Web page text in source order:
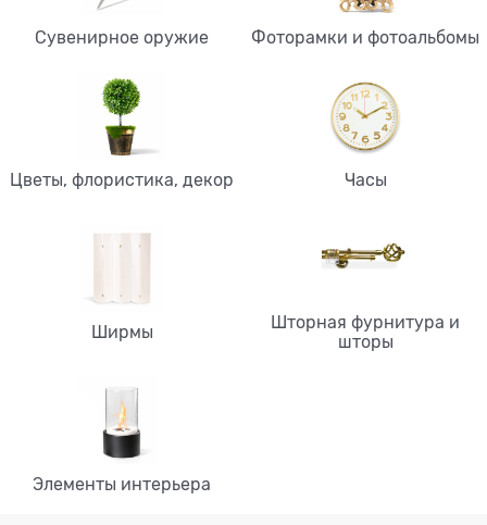
Сувенирное оружие Фоторамки и фотоальбомы
Цветы, флористика, декор Часы
Ширмы
Шторная фурнитура и
шторы
Элементы интерьера